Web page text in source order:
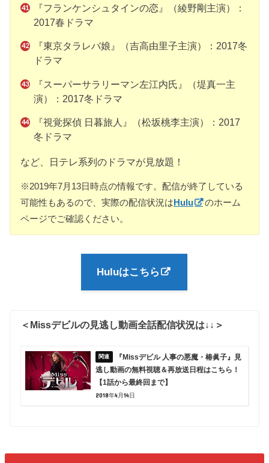
『フランケンシュタインの恋』（綾野剛主演）：
2017春ドラマ
『東京タラレバ娘』（吉高由里子主演）：2017冬
ドラマ
『スーパーサラリーマン左江内氏』（堤真一主
演）：2017冬ドラマ
『視覚探偵 日暮旅人』（松坂桃李主演）：2017
冬ドラマ
など、日テレ系列のドラマが見放題！
※2019年7月13日時点の情報です。配信が終了している
可能性もあるので、実際の配信状況はHulu
のホーム
ページでご確認ください。
Huluはこちら
＜Missデビルの見逃し動画全話配信状況は↓↓＞
『Missデビル 人事の悪魔・椿眞子』見
逃し動画の無料視聴＆再放送日程はこちら！
【1話から最終回まで】
2018年4月14日